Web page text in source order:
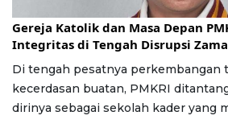
Jumat, 24 Juli 2026 | 16:30 WIB
Gereja Katolik dan Masa Depan
Integritas di Tengah Disrupsi
Di tengah pesatnya perkembangan
kecerdasan buatan, PMKRI
dirinya sebagai sekolah kader yang